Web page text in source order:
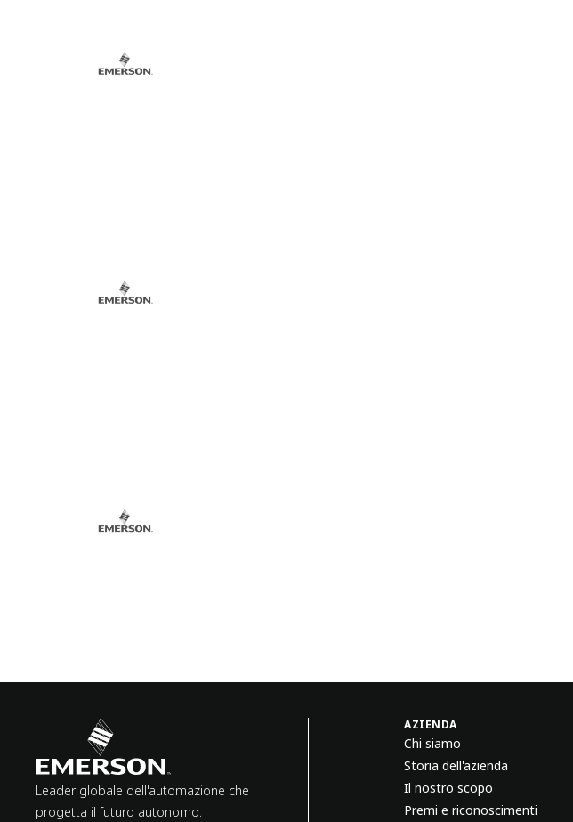
Leader globale dell'automazione che
progetta il futuro autonomo.
AZIENDA
Chi siamo
Storia dell'azienda
Il nostro scopo
Premi e riconoscimenti